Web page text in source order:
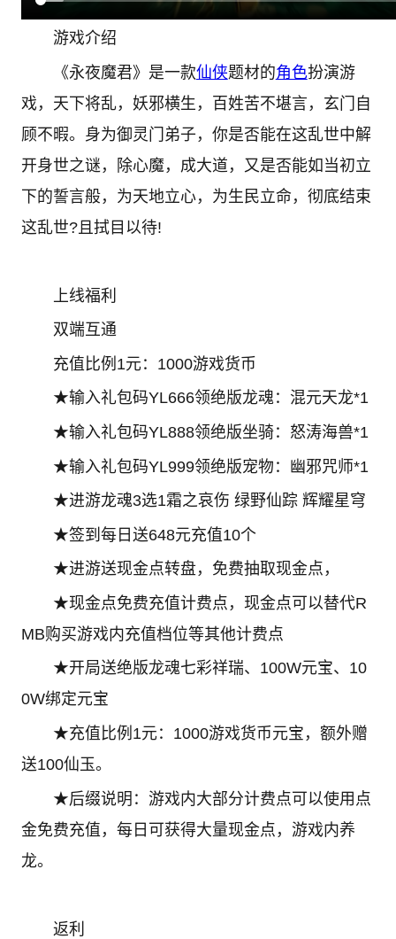
游戏介绍
《永夜魔君》是一款仙侠题材的角色扮演游
戏，天下将乱，妖邪横生，百姓苦不堪言，玄门自
顾不暇。身为御灵门弟子，你是否能在这乱世中解
开身世之谜，除心魔，成大道，又是否能如当初立
下的誓言般，为天地立心，为生民立命，彻底结束
这乱世?且拭目以待!
上线福利
双端互通
充值比例1元：1000游戏货币
★输入礼包码YL666领绝版龙魂：混元天龙*1
★输入礼包码YL888领绝版坐骑：怒涛海兽*1
★输入礼包码YL999领绝版宠物：幽邪咒师*1
★进游龙魂3选1霜之哀伤 绿野仙踪 辉耀星穹
★签到每日送648元充值10个
★进游送现金点转盘，免费抽取现金点，
★现金点免费充值计费点，现金点可以替代R
MB购买游戏内充值档位等其他计费点
★开局送绝版龙魂七彩祥瑞、100W元宝、10
0W绑定元宝
★充值比例1元：1000游戏货币元宝，额外赠
送100仙玉。
★后缀说明：游戏内大部分计费点可以使用点
金免费充值，每日可获得大量现金点，游戏内养
龙。
返利